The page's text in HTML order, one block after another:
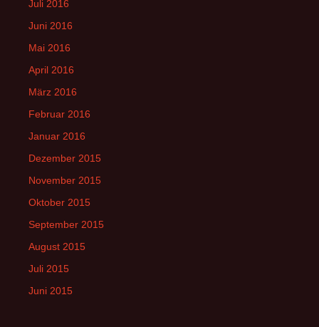
Juli 2016
Juni 2016
Mai 2016
April 2016
März 2016
Februar 2016
Januar 2016
Dezember 2015
November 2015
Oktober 2015
September 2015
August 2015
Juli 2015
Juni 2015